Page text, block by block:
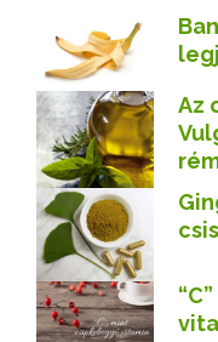
Az